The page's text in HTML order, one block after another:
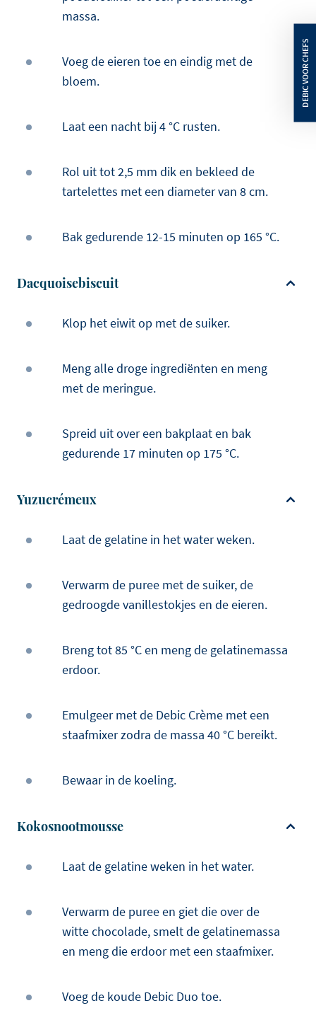
massa.
Voeg de eieren toe en eindig met de
bloem.
Laat een nacht bij 4 °C rusten.
Rol uit tot 2,5 mm dik en bekleed de
tartelettes met een diameter van 8 cm.
Bak gedurende 12-15 minuten op 165 °C.
Dacquoisebiscuit
Klop het eiwit op met de suiker.
Meng alle droge ingrediënten en meng
met de meringue.
Spreid uit over een bakplaat en bak
gedurende 17 minuten op 175 °C.
Yuzucrémeux
Laat de gelatine in het water weken.
Verwarm de puree met de suiker, de
gedroogde vanillestokjes en de eieren.
Breng tot 85 °C en meng de gelatinemassa
erdoor.
Emulgeer met de Debic Crème met een
staafmixer zodra de massa 40 °C bereikt.
Bewaar in de koeling.
Kokosnootmousse
Laat de gelatine weken in het water.
Verwarm de puree en giet die over de
witte chocolade, smelt de gelatinemassa
en meng die erdoor met een staafmixer.
Voeg de koude Debic Duo toe.